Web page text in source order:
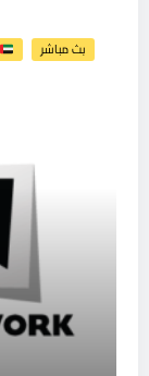
بث مباشر